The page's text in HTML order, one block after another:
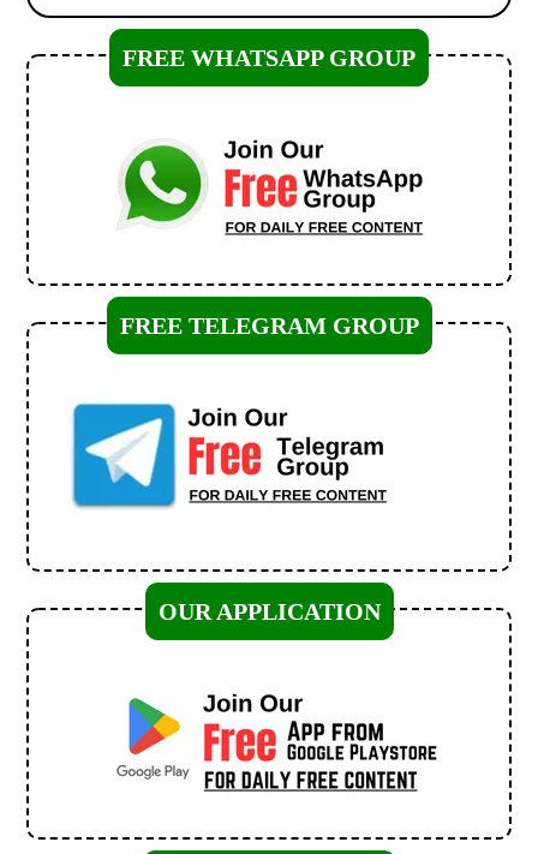
FREE WHATSAPP GROUP
FREE TELEGRAM GROUP
OUR APPLICATION